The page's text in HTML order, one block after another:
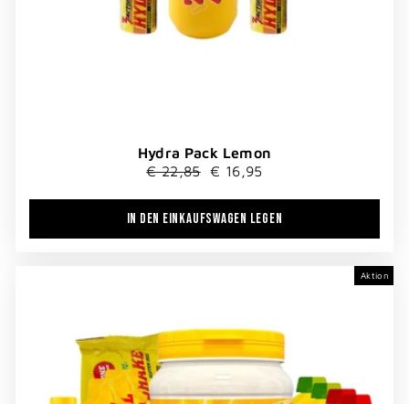
Hydra Pack Lemon
Normaler
€ 22,85 Sonderpreis
€ 16,95
IN DEN EINKAUFSWAGEN LEGEN
Aktion